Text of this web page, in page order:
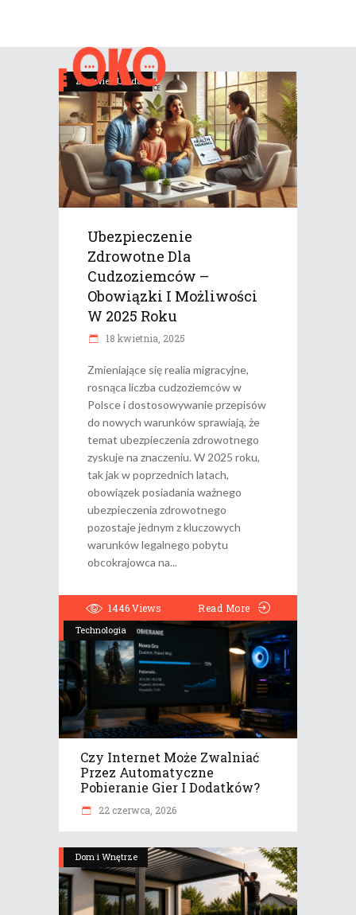
Zdrowie i Uroda
Ubezpieczenie
Zdrowotne Dla
Cudzoziemców –
Obowiązki I Możliwości
W 2025 Roku
18 kwietnia, 2025
Zmieniające się realia migracyjne,
rosnąca liczba cudzoziemców w
Polsce i dostosowywanie przepisów
do nowych warunków sprawiają, że
temat ubezpieczenia zdrowotnego
zyskuje na znaczeniu. W 2025 roku,
tak jak w poprzednich latach,
obowiązek posiadania ważnego
ubezpieczenia zdrowotnego
pozostaje jednym z kluczowych
warunków legalnego pobytu
obcokrajowca na
1446Views Read More
Technologia
Czy Internet Może Zwalniać
Przez Automatyczne
Pobieranie Gier I Dodatków?
22 czerwca, 2026
Dom i Wnętrze